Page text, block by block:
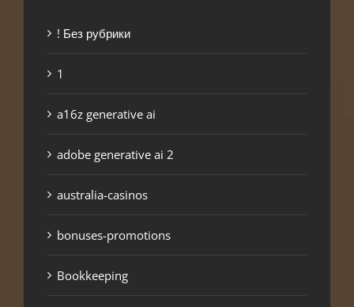
! Без рубрики
1
a16z generative ai
adobe generative ai 2
australia-casinos
bonuses-promotions
Bookkeeping